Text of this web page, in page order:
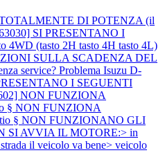
DI POTENZA (il
SI PRESENTANO I
(tasto 2H tasto 4H tasto 4L)
SULLA SCADENZA DEL
service? Problema Isuzu D-
I SEGUENTI
NON FUNZIONA
§ NON FUNZIONA
§ NON FUNZIONANO GLI
SI AVVIA IL MOTORE:> in
il veicolo va bene> veicolo